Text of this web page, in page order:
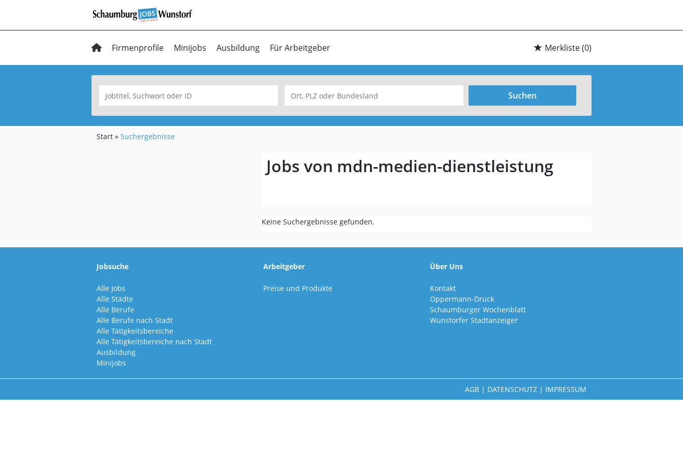
Firmenprofile Minijobs Ausbildung Für Arbeitgeber Merkliste(0)
Suchen
Start Suchergebnisse
Jobs von mdn-medien-dienstleistung
Keine Suchergebnisse gefunden.
Jobsuche
Alle Jobs
Alle Städte
Alle Berufe
Alle Berufe nach Stadt
Alle Tätigkeitsbereiche
Alle Tätigkeitsbereiche nach Stadt
Ausbildung
Minijobs
Arbeitgeber
Preise und Produkte
Über Uns
Kontakt
Oppermann-Druck
Schaumburger Wochenblatt
Wunstorfer Stadtanzeiger
AGB | DATENSCHUTZ | IMPRESSUM